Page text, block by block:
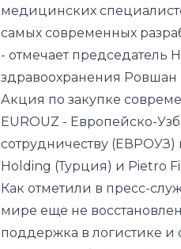
здравоохранения Ровшан
Акция по закупке
EUROUZ - Европейско-
сотрудничеству
Holding (Турция) и Pietro
Как отметили в пресс-
мире еще не
поддержка в логистике и
содействие было оказано
Посольства Республики
партнерство является в